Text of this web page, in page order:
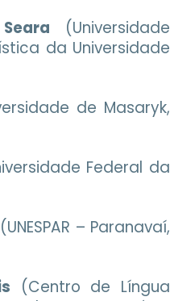
(Universidade
da Universidade
de Masaryk,
Federal da
(UNESPAR – Paranavaí,
(Centro de Língua